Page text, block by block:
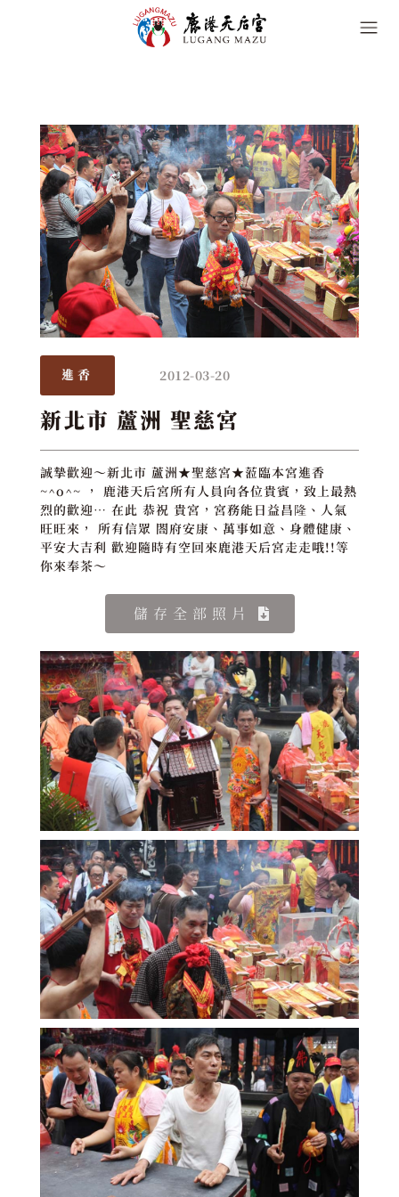
進香 2012-03-20
新北市 蘆洲 聖慈宮
誠摯歡迎～新北市 蘆洲★聖慈宮★蒞臨本宮進香
~^o^~ ， 鹿港天后宮所有人員向各位貴賓，致上最熱
烈的歡迎… 在此 恭祝 貴宮，宮務能日益昌隆、人氣
旺旺來， 所有信眾 閤府安康、萬事如意、身體健康、
平安大吉利 歡迎隨時有空回來鹿港天后宮走走哦!!等
你來奉茶～
儲存全部照片